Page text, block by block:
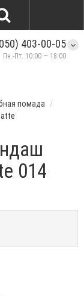
403-00-05
Пн.-Пт. 10:00 — 18:00
помада
014